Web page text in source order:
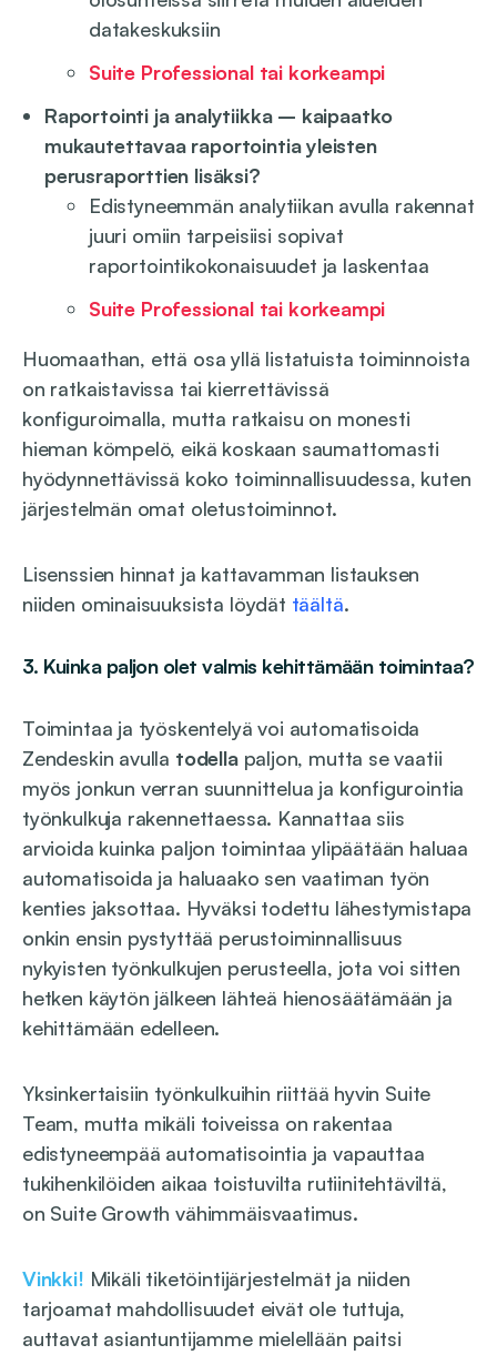
datakeskuksiin
Suite Professional tai korkeampi
Raportointi ja analytiikka – kaipaatko
mukautettavaa raportointia yleisten
perusraporttien lisäksi?
Edistyneemmän analytiikan avulla rakennat
juuri omiin tarpeisiisi sopivat
raportointikokonaisuudet ja laskentaa
Suite Professional tai korkeampi
Huomaathan, että osa yllä listatuista toiminnoista
on ratkaistavissa tai kierrettävissä
konfiguroimalla, mutta ratkaisu on monesti
hieman kömpelö, eikä koskaan saumattomasti
hyödynnettävissä koko toiminnallisuudessa, kuten
järjestelmän omat oletustoiminnot.
Lisenssien hinnat ja kattavamman listauksen
niiden ominaisuuksista löydät täältä.
3. Kuinka paljon olet valmis kehittämään toimintaa?
Toimintaa ja työskentelyä voi automatisoida
Zendeskin avulla todella paljon, mutta se vaatii
myös jonkun verran suunnittelua ja konfigurointia
työnkulkuja rakennettaessa. Kannattaa siis
arvioida kuinka paljon toimintaa ylipäätään haluaa
automatisoida ja haluaako sen vaatiman työn
kenties jaksottaa. Hyväksi todettu lähestymistapa
onkin ensin pystyttää perustoiminnallisuus
nykyisten työnkulkujen perusteella, jota voi sitten
hetken käytön jälkeen lähteä hienosäätämään ja
kehittämään edelleen.
Yksinkertaisiin työnkulkuihin riittää hyvin Suite
Team, mutta mikäli toiveissa on rakentaa
edistyneempää automatisointia ja vapauttaa
tukihenkilöiden aikaa toistuvilta rutiinitehtäviltä,
on Suite Growth vähimmäisvaatimus.
Vinkki! Mikäli tiketöintijärjestelmät ja niiden
tarjoamat mahdollisuudet eivät ole tuttuja,
auttavat asiantuntijamme mielellään paitsi